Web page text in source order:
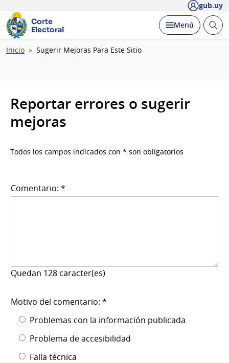
gub.uy
Corte
Electoral
Desplegar
Menú Abrir
Ruta
Inicio Sugerir Mejoras Para Este Sitio
Reportar errores o sugerir
mejoras
Todos los campos indicados con * son obligatorios
Comentario: *
Quedan 128 caracter(es)
Motivo del comentario: *
Problemas con la información publicada
Problema de accesibilidad
Falla técnica